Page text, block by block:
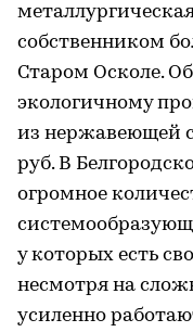
собственником
Старом Осколе.
экологичному
из нержавеющей
руб. В
огромное
у которых есть
несмотря на
усиленно